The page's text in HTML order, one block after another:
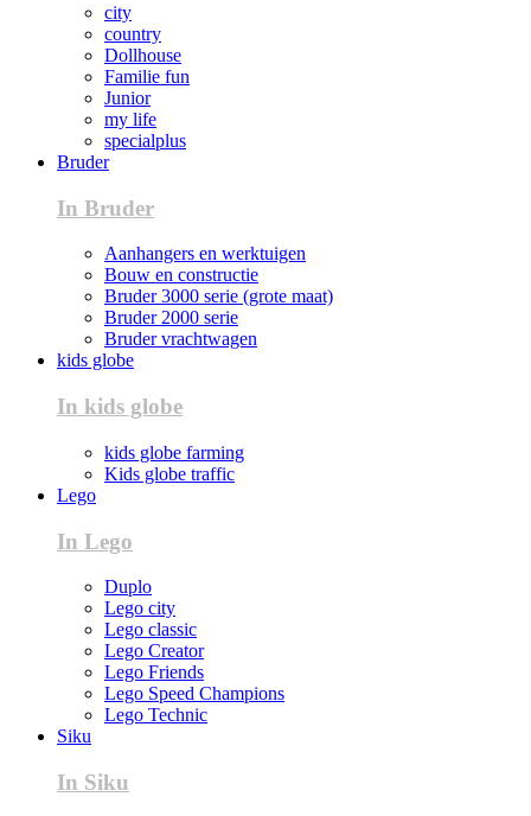
city
country
Dollhouse
Familie fun
Junior
my life
specialplus
Bruder
In Bruder
Aanhangers en werktuigen
Bouw en constructie
Bruder 3000 serie (grote maat)
Bruder 2000 serie
Bruder vrachtwagen
kids globe
In kids globe
kids globe farming
Kids globe traffic
Lego
In Lego
Duplo
Lego city
Lego classic
Lego Creator
Lego Friends
Lego Speed Champions
Lego Technic
Siku
In Siku